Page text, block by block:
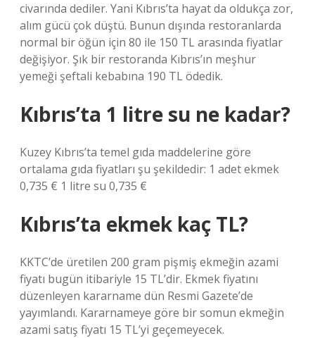
civarında dediler. Yani Kıbrıs’ta hayat da oldukça zor,
alım gücü çok düştü. Bunun dışında restoranlarda
normal bir öğün için 80 ile 150 TL arasında fiyatlar
değişiyor. Şık bir restoranda Kıbrıs’ın meşhur
yemeği şeftali kebabına 190 TL ödedik.
Kıbrıs’ta 1 litre su ne kadar?
Kuzey Kıbrıs’ta temel gıda maddelerine göre
ortalama gıda fiyatları şu şekildedir: 1 adet ekmek
0,735 € 1 litre su 0,735 €
Kıbrıs’ta ekmek kaç TL?
KKTC’de üretilen 200 gram pişmiş ekmeğin azami
fiyatı bugün itibariyle 15 TL’dir. Ekmek fiyatını
düzenleyen kararname dün Resmi Gazete’de
yayımlandı. Kararnameye göre bir somun ekmeğin
azami satış fiyatı 15 TL’yi geçemeyecek.